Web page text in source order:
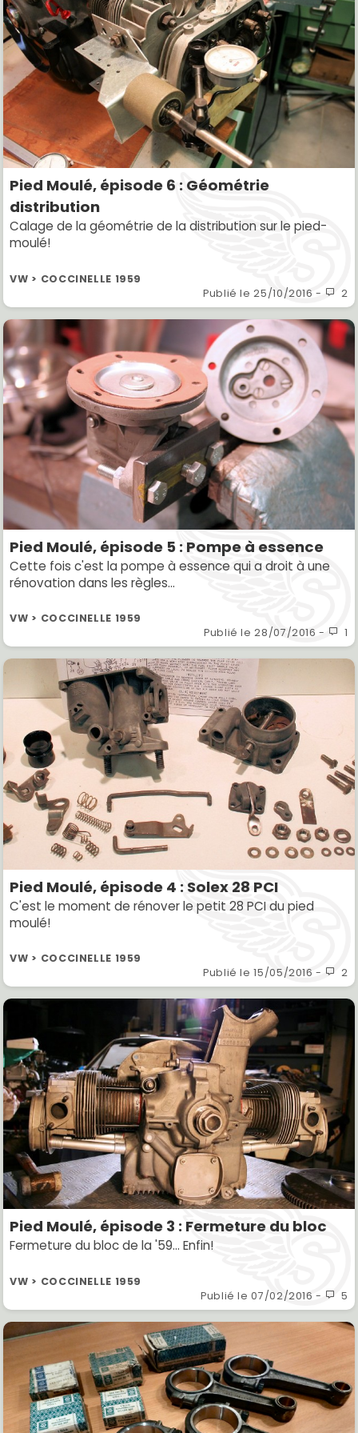
Pied Moulé, épisode 6 : Géométrie
distribution
Calage de la géométrie de la distribution sur le pied-
moulé!
VW > COCCINELLE 1959
Publié le25/10/2016 - 2
Pied Moulé, épisode 5 : Pompe à essence
Cette fois c'est la pompe à essence qui a droit à une
rénovation dans les règles...
VW > COCCINELLE 1959
Publié le28/07/2016 - 1
Pied Moulé, épisode 4 : Solex 28 PCI
C'est le moment de rénover le petit 28 PCI du pied
moulé!
VW > COCCINELLE 1959
Publié le15/05/2016 - 2
Pied Moulé, épisode 3 : Fermeture du bloc
Fermeture du bloc de la '59... Enfin!
VW > COCCINELLE 1959
Publié le07/02/2016 - 5